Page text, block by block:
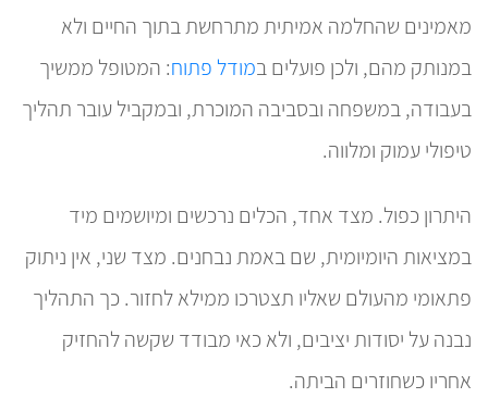
מאמינים שהחלמה אמיתית מתרחשת בתוך החיים ולא
במנותק מהם, ולכן פועלים במודל פתוח: המטופל ממשיך
בעבודה, במשפחה ובסביבה המוכרת, ובמקביל עובר תהליך
טיפולי עמוק ומלווה.
היתרון כפול. מצד אחד, הכלים נרכשים ומיושמים מיד
במציאות היומיומית, שם באמת נבחנים. מצד שני, אין ניתוק
פתאומי מהעולם שאליו תצטרכו ממילא לחזור. כך התהליך
נבנה על יסודות יציבים, ולא כאי מבודד שקשה להחזיק
אחריו כשחוזרים הביתה.